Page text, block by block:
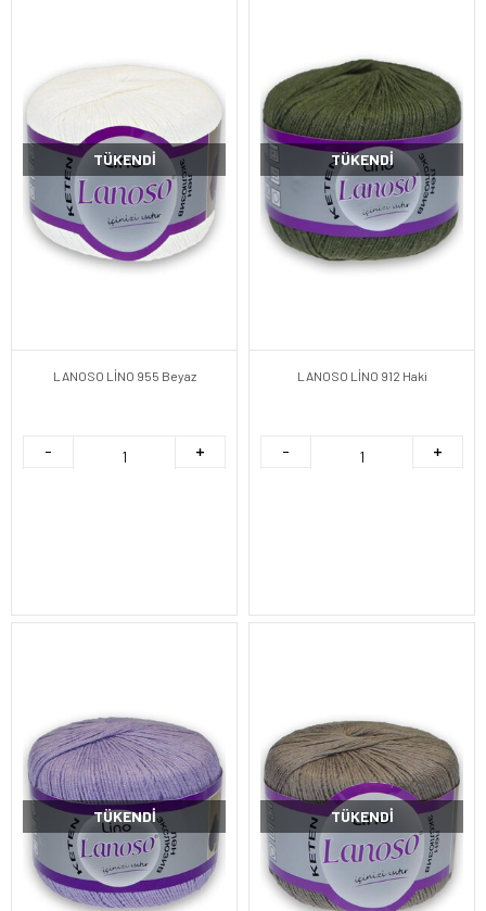
TÜKENDI
LANOSO LİNO 955 Beyaz
TÜKENDI
LANOSO LİNO 912 Haki
TÜKENDI TÜKENDI